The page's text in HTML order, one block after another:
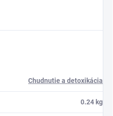
Chudnutie a detoxikácia
0.24 kg